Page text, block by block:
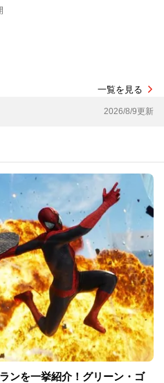
一覧を見る
2026/8/9更新
ンを一挙紹介！グリーン・ゴ